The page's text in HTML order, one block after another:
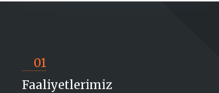
01
Faaliyetlerimiz